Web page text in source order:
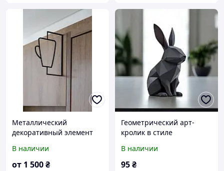
Металлический
декоративный элемент
декор для кофейни)
В наличии
от 1 500₴
Геометрический арт-
кролик в стиле
современный декор для
дома, офиса, кофейни или
В наличии
95₴